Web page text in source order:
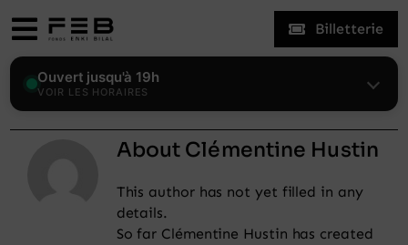
to
Ouvert jusqu'à 19h
VOIR LES HORAIRES
Toggle
Navigation
Expositions
Le Fonds
Billetterie
About Clémentine Hustin
This author has not yet filled in any
details.
So far Clémentine Hustin has created